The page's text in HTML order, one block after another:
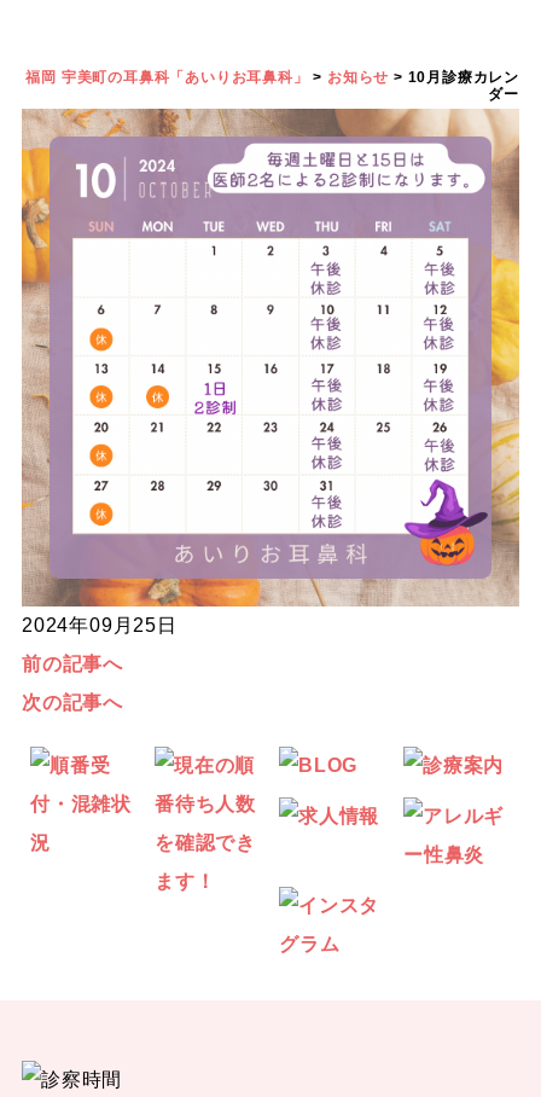
福岡 宇美町の耳鼻科「あいりお耳鼻科」 > お知らせ > 10月診療カレン
ダー
2024年09月25日
前の記事へ
次の記事へ